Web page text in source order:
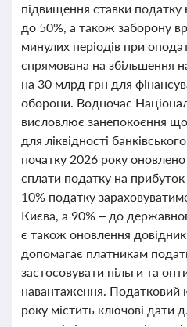
підвищення ставки податку
до 50%, а також заборону
минулих періодів при
спрямована на
на 30 млрд грн для
оборони. Водночас
висловлює занепокоєння
для ліквідності
початку 2026 року
сплати податку на
10% податку
Києва, а 90% – до
є також оновлення
допомагає платникам
застосовувати пільги та
навантаження. Податковий
року містить ключові дати